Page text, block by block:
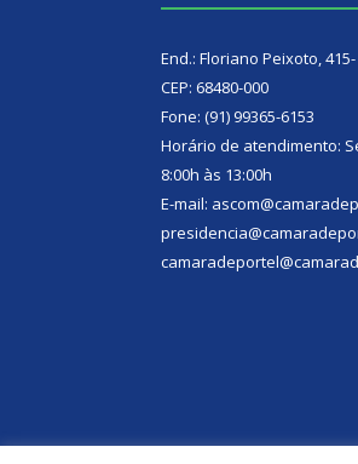
End.: Floriano Peixoto,
CEP: 68480-000
Fone: (91) 99365-6153
Horário de atendimento:
8:00h às 13:00h
E-mail: